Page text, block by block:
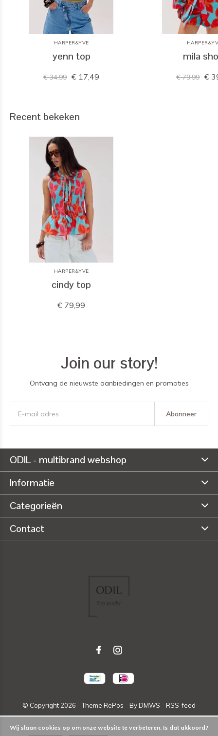
HARPER&YVE
yenn top
€ 34,99 € 17,49
mila
€ 79,99 €
Recent bekeken
HARPER&YVE
cindy top
€ 79,99
Join our story!
Ontvang de nieuwste aanbiedingen en promoties
Abonneer
ODIL - multibrand webshop
Informatie
Categorieën
Contact
© Copyright 2026 - Theme RePos - By DMWS - RSS-feed
Wij slaan cookies op om onze website te verbeteren. Is dat akkoord?